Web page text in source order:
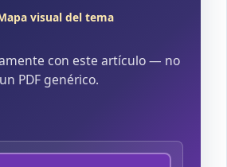
visual del tema
con este artículo — no
un PDF genérico.